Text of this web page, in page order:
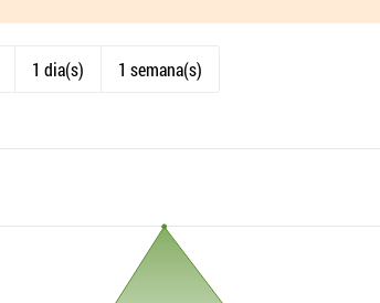
1 dia(s) 1 semana(s)